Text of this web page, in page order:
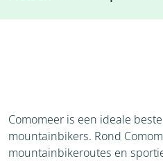
Weer
Comomeer is een ideale
mountainbikers. Rond
mountainbikeroutes en